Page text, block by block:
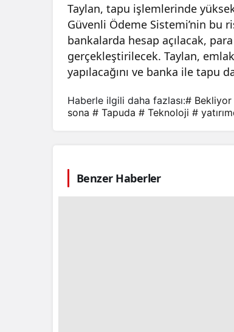
Taylan, tapu işlemlerinde
Güvenli Ödeme Sistemi’nin bu
bankalarda hesap açılacak,
gerçekleştirilecek. Taylan,
yapılacağını ve banka ile tapu
Haberle ilgili daha fazlası:# Bekliyor
sona # Tapuda # Teknoloji #
Benzer Haberler